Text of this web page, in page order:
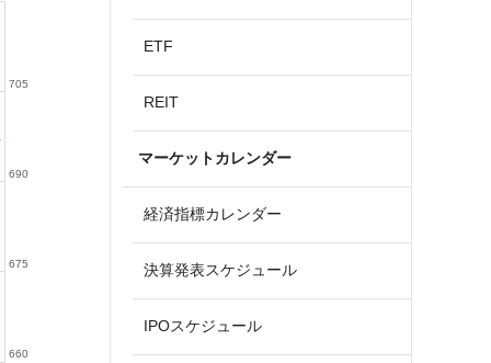
660
675
690
705
ETF
REIT
マーケットカレンダー
経済指標カレンダー
決算発表スケジュール
IPOスケジュール